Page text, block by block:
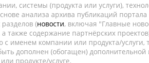
системы (продукта или услуги),
анализа архива публикаций
(новости, включая "Главные
также содержание партнёрских
с именем компании или продукта/
дополнен (обогащен)
продукте/услуге.